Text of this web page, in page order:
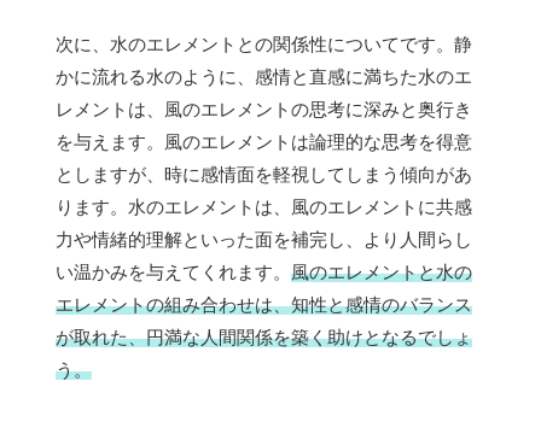
次に、水のエレメントとの関係性についてです。静
かに流れる水のように、感情と直感に満ちた水のエ
レメントは、風のエレメントの思考に深みと奥行き
を与えます。風のエレメントは論理的な思考を得意
としますが、時に感情面を軽視してしまう傾向があ
ります。水のエレメントは、風のエレメントに共感
力や情緒的理解といった面を補完し、より人間らし
い温かみを与えてくれます。 風のエレメントと水の
エレメントの組み合わせは、知性と感情のバランス
が取れた、円満な人間関係を築く助けとなるでしょ
う。